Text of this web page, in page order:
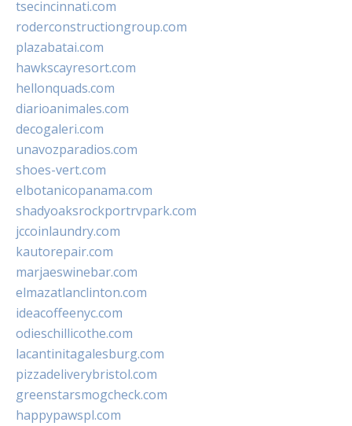
tsecincinnati.com
roderconstructiongroup.com
plazabatai.com
hawkscayresort.com
hellonquads.com
diarioanimales.com
decogaleri.com
unavozparadios.com
shoes-vert.com
elbotanicopanama.com
shadyoaksrockportrvpark.com
jccoinlaundry.com
kautorepair.com
marjaeswinebar.com
elmazatlanclinton.com
ideacoffeenyc.com
odieschillicothe.com
lacantinitagalesburg.com
pizzadeliverybristol.com
greenstarsmogcheck.com
happypawspl.com